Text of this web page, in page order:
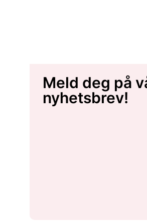
Meld deg på
nyhetsbrev!